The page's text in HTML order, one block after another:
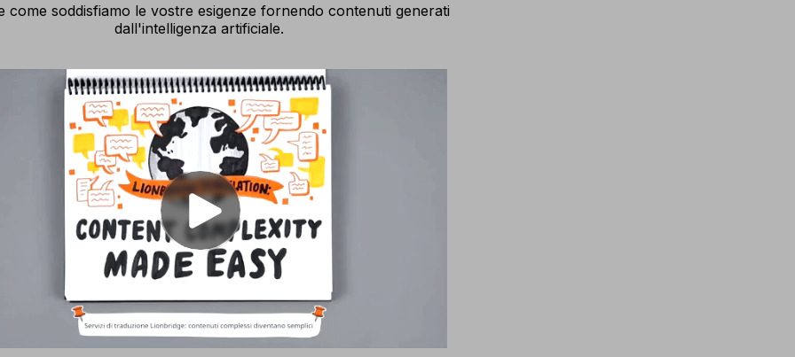
come soddisfiamo le vostre esigenze fornendo contenuti generati
dall'intelligenza artificiale.